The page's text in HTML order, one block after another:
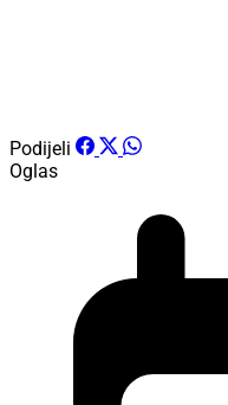
Podijeli
Oglas